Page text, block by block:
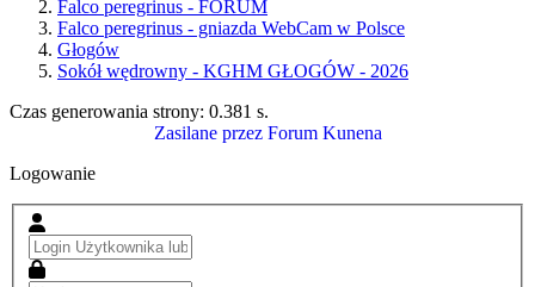
Falco peregrinus - FORUM
Falco peregrinus - gniazda WebCam w Polsce
Głogów
Sokół wędrowny - KGHM GŁOGÓW - 2026
Czas generowania strony: 0.381 s.
Zasilane przez Forum Kunena
Logowanie